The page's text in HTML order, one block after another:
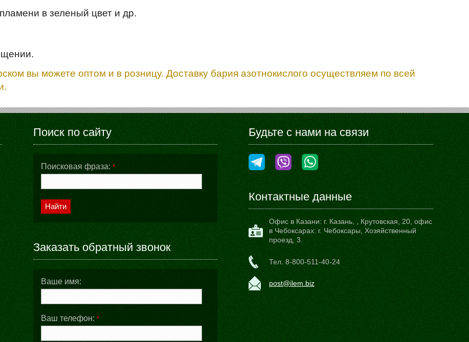
в зеленый цвет и др.
вы можете оптом и в розницу. Доставку бария азотнокислого осуществляем по всей
Поиск по сайту
Поисковая фраза: *
Найти
Заказать обратный звонок
Ваше имя:
Ваш телефон: *
Будьте с нами на связи
Контактные данные
Офис в Казани: г. Казань,,Крутовская, 20, офис
в Чебоксарах: г. Чебоксары, Хозяйственный
проезд, 3.
Тел.8-800-511-40-24
post@ilem.biz